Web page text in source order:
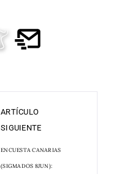
ARTÍCULO
SIGUIENTE
ENCUESTA CANARIAS
(SIGMADOS 8JUN):